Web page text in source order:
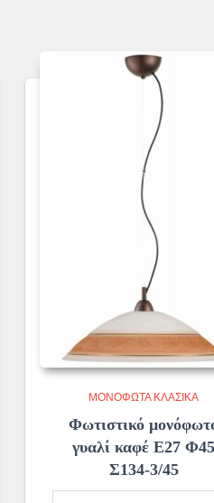
ΜΟΝΌΦΩΤΑ ΚΛΑΣΙΚΆ
Φωτιστικό
γυαλί καφέ Ε27
Σ134-3/45